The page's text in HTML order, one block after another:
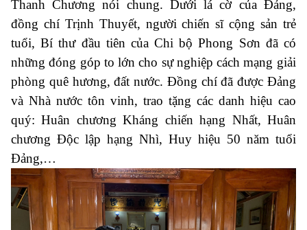
Thanh Chương nói chung. Dưới lá cờ của Đảng,
đồng chí Trịnh Thuyết, người chiến sĩ cộng sản trẻ
tuổi, Bí thư đầu tiên của Chi bộ Phong Sơn đã có
những đóng góp to lớn cho sự nghiệp cách mạng giải
phòng quê hương, đất nước. Đồng chí đã được Đảng
và Nhà nước tôn vinh, trao tặng các danh hiệu cao
quý: Huân chương Kháng chiến hạng Nhất, Huân
chương Độc lập hạng Nhì, Huy hiệu 50 năm tuổi
Đảng,…